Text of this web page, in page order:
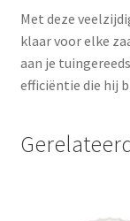
Met deze
klaar voor elke
aan je
efficiëntie die hij